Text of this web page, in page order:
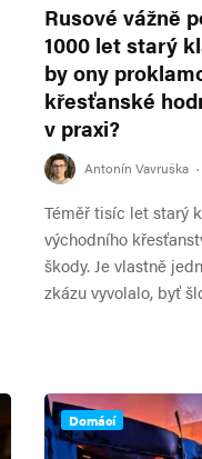
Rusové vážně
1000 let starý
by ony
křesťanské
v praxi?
Antonín Vavruška ·
Téměř tisíc let starý
východního
škody. Je vlastně
zkázu vyvolalo, byť
Domácí